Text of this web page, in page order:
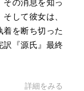
の消息を知っ
して彼女は、
着を断ち切った
『源氏』最終
詳細をみる